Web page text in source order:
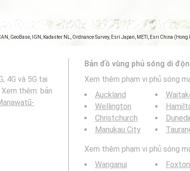
GeoBase, IGN, Kadaster NL, Ordnance Survey, Esri Japan, METI, Esri China
4G và 5G tại
thêm: bản
Bản đồ vùng phủ sóng di
Xem thêm phạm vi phủ sóng
Auckland
Wellington
Christchurch
Manukau City
Xem thêm phạm vi phủ sóng
Wanganui
Foxton